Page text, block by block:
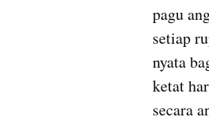
pagu
setiap
nyata
ketat
secara